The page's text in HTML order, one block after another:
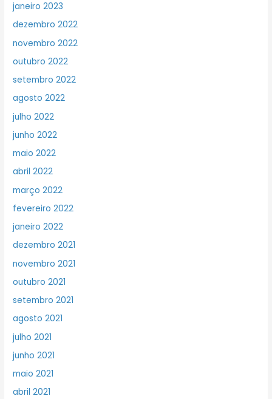
janeiro 2023
dezembro 2022
novembro 2022
outubro 2022
setembro 2022
agosto 2022
julho 2022
junho 2022
maio 2022
abril 2022
março 2022
fevereiro 2022
janeiro 2022
dezembro 2021
novembro 2021
outubro 2021
setembro 2021
agosto 2021
julho 2021
junho 2021
maio 2021
abril 2021